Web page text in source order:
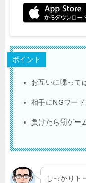
ポイント
お互いに喋って
相手にNGワー
負けたら罰ゲー
しっかりト